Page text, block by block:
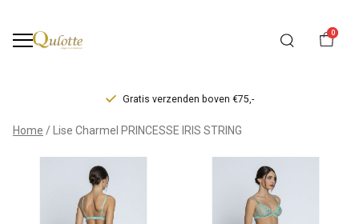
0
Gratis verzenden boven €75,-
Lise
Charmel
PRINCESSE
Home Lise Charmel PRINCESSE IRIS STRING